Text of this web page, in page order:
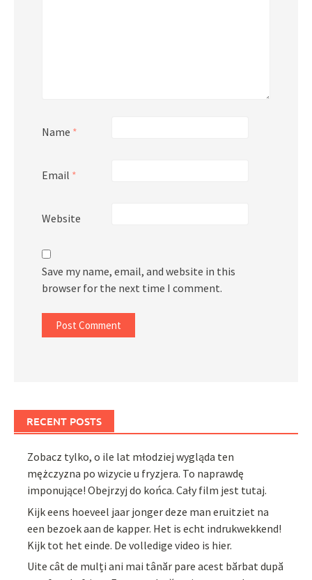
Name *
Email *
Website
Save my name, email, and website in this
browser for the next time I comment.
RECENT POSTS
Zobacz tylko, o ile lat młodziej wygląda ten
mężczyzna po wizycie u fryzjera. To naprawdę
imponujące! Obejrzyj do końca. Cały film jest tutaj.
Kijk eens hoeveel jaar jonger deze man eruitziet na
een bezoek aan de kapper. Het is echt indrukwekkend!
Kijk tot het einde. De volledige video is hier.
Uite cât de mulți ani mai tânăr pare acest bărbat după